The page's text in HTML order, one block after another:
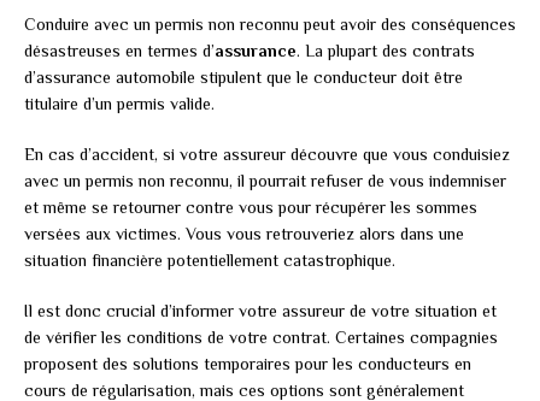
Conduire avec un permis non reconnu peut avoir des conséquences
désastreuses en termes d’assurance. La plupart des contrats
d’assurance automobile stipulent que le conducteur doit être
titulaire d’un permis valide.
En cas d’accident, si votre assureur découvre que vous conduisiez
avec un permis non reconnu, il pourrait refuser de vous indemniser
et même se retourner contre vous pour récupérer les sommes
versées aux victimes. Vous vous retrouveriez alors dans une
situation financière potentiellement catastrophique.
Il est donc crucial d’informer votre assureur de votre situation et
de vérifier les conditions de votre contrat. Certaines compagnies
proposent des solutions temporaires pour les conducteurs en
cours de régularisation, mais ces options sont généralement